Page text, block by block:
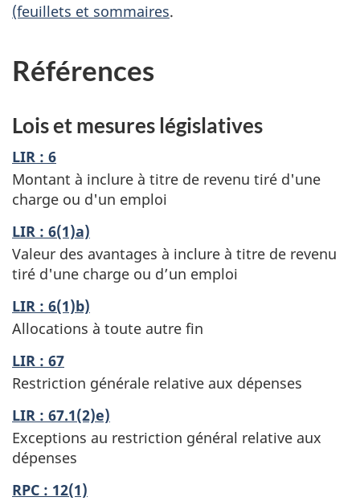
(feuillets et sommaires.
Références
Lois et mesures législatives
LIR : 6
Montant à inclure à titre de revenu tiré d'une
charge ou d'un emploi
LIR : 6(1)a)
Valeur des avantages à inclure à titre de revenu
tiré d'une charge ou d’un emploi
LIR : 6(1)b)
Allocations à toute autre fin
LIR : 67
Restriction générale relative aux dépenses
LIR : 67.1(2)e)
Exceptions au restriction général relative aux
dépenses
RPC : 12(1)